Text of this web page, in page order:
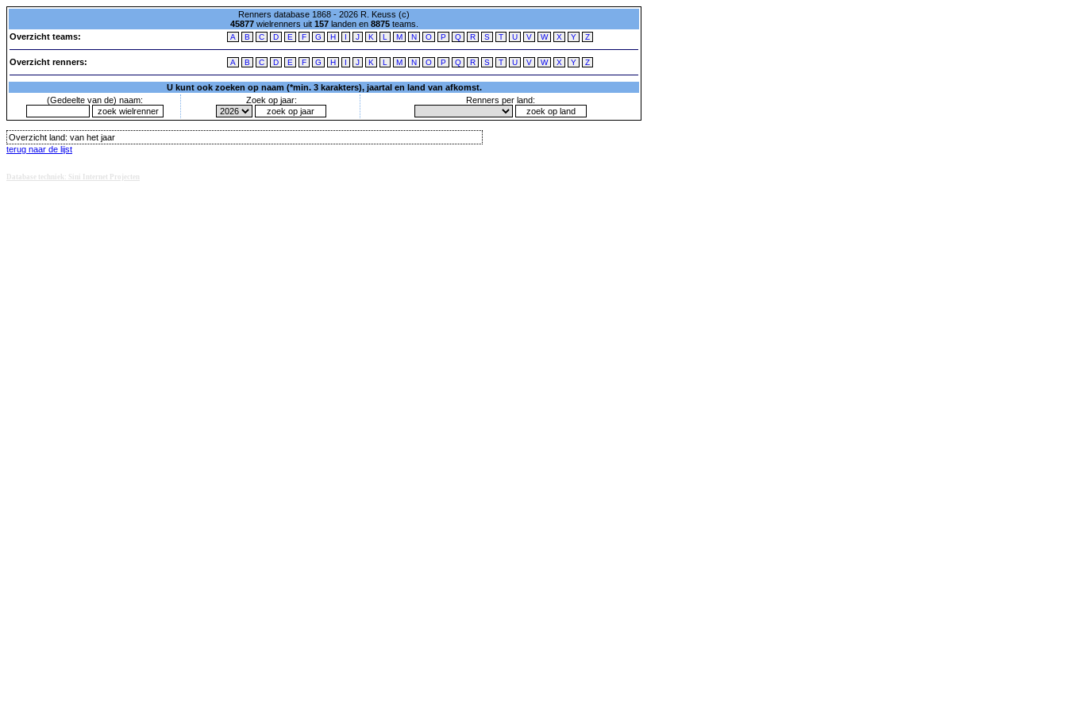
Renners database 1868 - 2026 R. Keuss (c)
45877wielrenners uit 157landen en 8875teams.
Overzicht teams:
A B C D E F G H I J K L M N O P Q R S T U V W X Y Z
Overzicht renners: A B C D E F G H I J K L M N O P Q R S T U V W X Y Z
U kunt ook zoeken op naam (*min. 3 karakters), jaartal en land van afkomst.
(Gedeelte van de) naam:
Zoek op jaar: Renners per land:
Overzicht land: van het jaar
terug naar de lijst
Database techniek: Sini Internet Projecten